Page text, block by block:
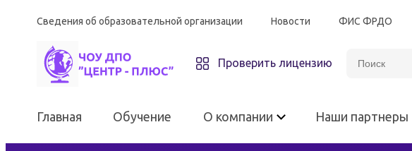
Сведения об образовательной организации Новости ФИС ФРДО
Проверить лицензию
Главная Обучение О компании Наши партнеры